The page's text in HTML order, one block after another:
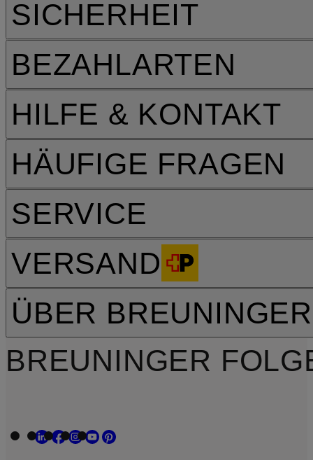
HILFE & KONTAKT
HÄUFIGE FRAGEN
SERVICE
VERSAND
SICHERHEIT
BEZAHLARTEN
ÜBER BREUNINGER
BREUNINGER